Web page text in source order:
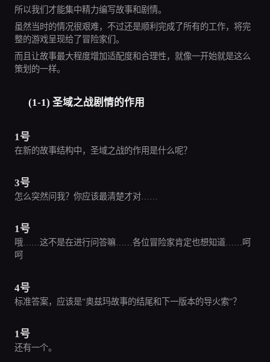
所以我们才能集中精力编写故事和剧情。
虽然当时的情况很艰难，不过还是顺利完成了所有的工作，将完
整的游戏呈现给了冒险家们。
而且让故事最大程度增加适配度和合理性，就像一开始就是这么
策划的一样。
(1-1) 圣域之战剧情的作用
1号
在新的故事结构中，圣域之战的作用是什么呢？
3号
怎么突然问我？你应该最清楚才对……
1号
哦……这不是在进行问答嘛……各位冒险家肯定也想知道……呵
呵
4号
标准答案，应该是“奥兹玛故事的结尾和下一版本的导火索”？
1号
还有一个。